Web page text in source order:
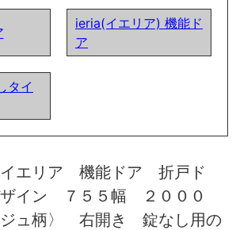
ieria(イエリア) 機能ド
ア
タイ
エリア 機能ドア 折戸ド
イン ７５５幅 ２０００
ュ柄〉 右開き 錠なし用の